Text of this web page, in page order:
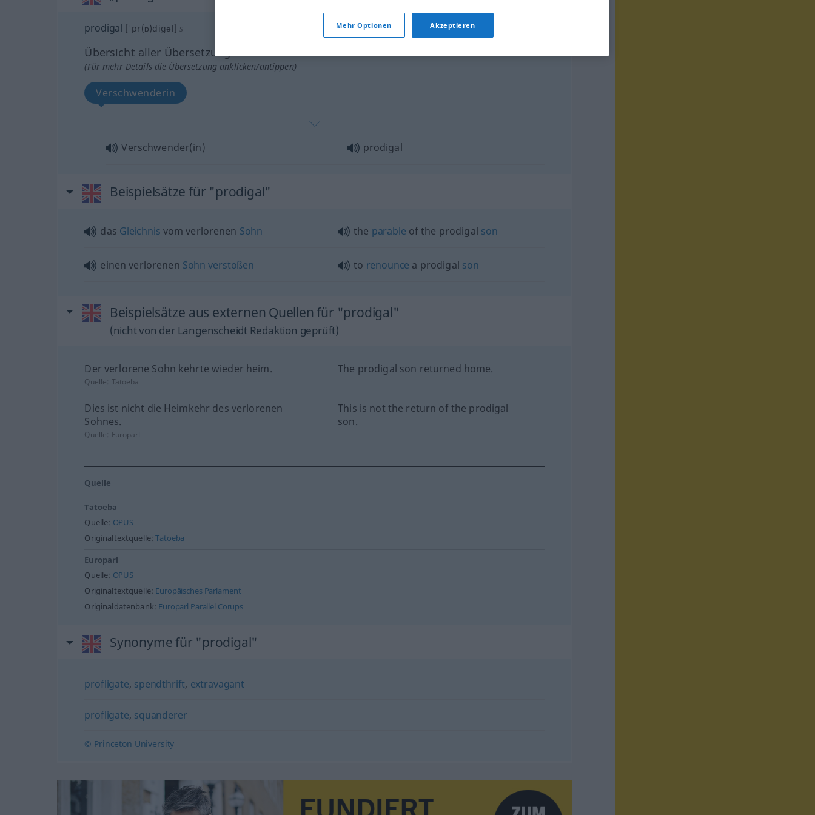
prodigal [ˈpr(ɒ)digəl] s
Übersicht aller Übersetzungen
(Für mehr Details die Übersetzung anklicken/antippen)
Verschwenderin
Verschwender(in) prodigal
Beispielsätze für "prodigal"
das Gleichnis vom verlorenen Sohn the parable of the prodigal son
einen verlorenen Sohn verstoßen to renounce a prodigal son
Beispielsätze aus externen Quellen für "prodigal"
(nicht von der Langenscheidt Redaktion geprüft)
Der verlorene Sohn kehrte wieder heim. The prodigal son returned home.
Quelle: Tatoeba
Dies ist nicht die Heimkehr des verlorenen
Sohnes.
This is not the return of the prodigal
son.
Quelle: Europarl
Quelle
Tatoeba
Quelle: OPUS
Originaltextquelle:Tatoeba
Europarl
Quelle: OPUS
Originaltextquelle: Europäisches Parlament
Originaldatenbank: Europarl Parallel Corups
Synonyme für "prodigal"
profligate, spendthrift, extravagant
profligate, squanderer
© Princeton University
Mehr Optionen Akzeptieren